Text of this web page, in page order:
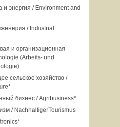
энергия / Environment and
/ Industrial
и организационная
(Arbeits- und
сельское хозяйство /
бизнес / Agribusiness*
/ NachhaltigerTourismus